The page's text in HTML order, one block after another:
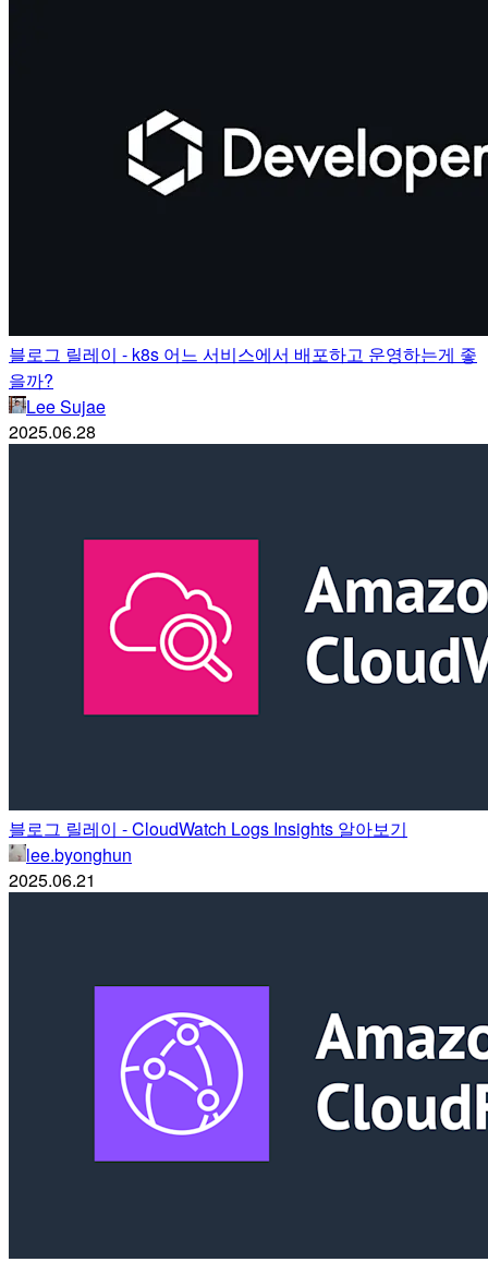
블로그 릴레이 - k8s 어느 서비스에서 배포하고 운영하는게 좋
을까?
Lee Sujae
2025.06.28
블로그 릴레이 - CloudWatch Logs Insights 알아보기
lee.byonghun
2025.06.21